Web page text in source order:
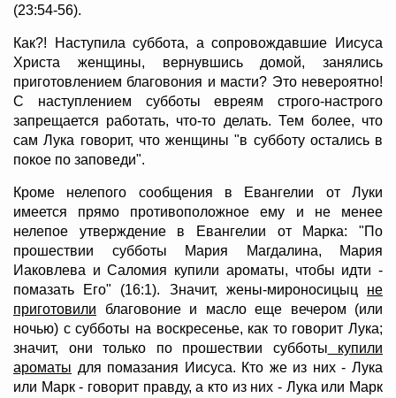
(23:54-56).
Как?! Наступила суббота, а сопровождавшие Иисуса
Христа женщины, вернувшись домой, занялись
приготовлением благовония и масти? Это невероятно!
С наступлением субботы евреям строго-настрого
запрещается работать, что-то делать. Тем более, что
сам Лука говорит, что женщины "в субботу остались в
покое по заповеди".
Кроме нелепого сообщения в Евангелии от Луки
имеется прямо противоположное ему и не менее
нелепое утверждение в Евангелии от Марка: "По
прошествии субботы Мария Магдалина, Мария
Иаковлева и Саломия купили ароматы, чтобы идти -
помазать Его" (16:1). Значит, жены-мироносицыц не
приготовили благовоние и масло еще вечером (или
ночью) с субботы на воскресенье, как то говорит Лука;
значит, они только по прошествии субботы купили
ароматы для помазания Иисуса. Кто же из них - Лука
или Марк - говорит правду, а кто из них - Лука или Марк